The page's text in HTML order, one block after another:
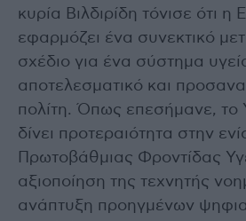
κυρία Βιλδιρίδη τόνισε ότι η
εφαρμόζει ένα συνεκτικό
σχέδιο για ένα σύστημα
αποτελεσματικό και
πολίτη. Όπως επεσήμανε, το
δίνει προτεραιότητα στην
Πρωτοβάθμιας Φροντίδας
αξιοποίηση της τεχνητής
ανάπτυξη προηγμένων